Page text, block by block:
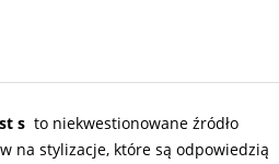
s to niekwestionowane źródło
na stylizacje, które są odpowiedzią